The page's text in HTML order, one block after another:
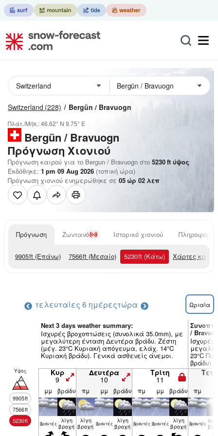
Switzerland (228) Bergün / Bravuogn
Πλάτ./Μήκ.:46.62° N 9.75° E
Bergün / Bravuogn
Πρόγνωση Χιονιού
Πρόγνωση καιρού για το Bergun / Bravuogn στο 5230ft ύψος
Εκδόθηκε: 1 pm 09 Aug 2026 (τοπική ώρα)
Πρόγνωση χιονιού ενημερώθηκε σε 05ώρ 02 λεπ
Πρόγνωση Ζωντανό Ιστορικό χιονιού
9905ft (Επάνω) 7566ft (Μεσαίο) 5230ft (Κάτω) Χάρτες
τελευταίες 6 ημέρεςτώρα Ωριαία
Next 3 days weather summary:
Ισχυρές βροχοπτώσεις (συνολικά 35.0mm), με
μεγαλύτερη ένταση Δευτέρα βράδυ. Ζέστη
(μέγ. 23°C Κυριακή απόγευμα, ελάχ. 14°C
Κυριακή βράδυ). Γενικά ασθενείς άνεμοι.
/
23°C
βράδυ).
Υψος
9905ft
7566ft
5230ft
Κυρ
9
Δευτέρα
10
Τρίτη
11
μμ βράδυ πμ μμ βράδυ πμ μμ βράδυ πμ
βρον­τές λίγη
βροχή
λίγη
βροχή βρον­τές λίγη
βροχή βρον­τές βρον­τές λίγη
βροχή βρον­τές